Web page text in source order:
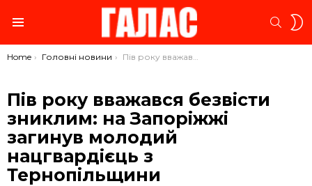
You are here:
Home Головні новини Пів року вважався безвісти зниклим: на Запоріжжі загинув молодий нацгвардієць з Тернопільщини
Пів року вважався безвісти
зниклим: на Запоріжжі
загинув молодий
нацгвардієць з
Тернопільщини